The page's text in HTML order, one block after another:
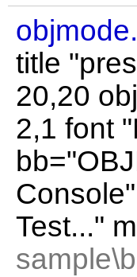
title
20,20
2,1 font
Test..."